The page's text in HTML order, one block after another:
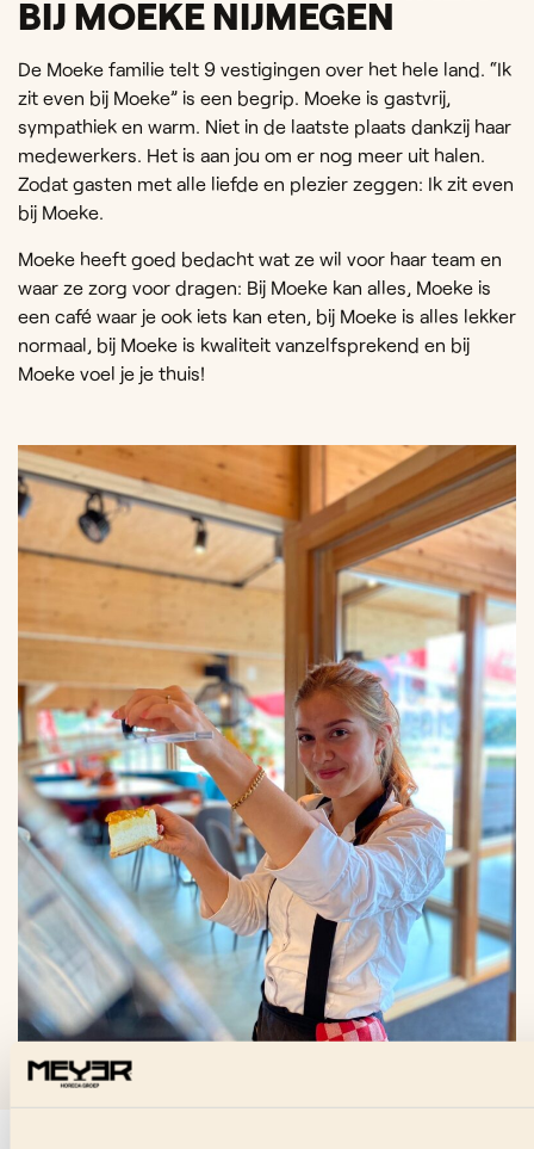
BIJ MOEKE NIJMEGEN
De Moeke familie telt 9 vestigingen over het hele land. “Ik
zit even bij Moeke” is een begrip. Moeke is gastvrij,
sympathiek en warm. Niet in de laatste plaats dankzij haar
medewerkers. Het is aan jou om er nog meer uit halen.
Zodat gasten met alle liefde en plezier zeggen: Ik zit even
bij Moeke.
Moeke heeft goed bedacht wat ze wil voor haar team en
waar ze zorg voor dragen: Bij Moeke kan alles, Moeke is
een café waar je ook iets kan eten, bij Moeke is alles lekker
normaal, bij Moeke is kwaliteit vanzelfsprekend en bij
Moeke voel je je thuis!